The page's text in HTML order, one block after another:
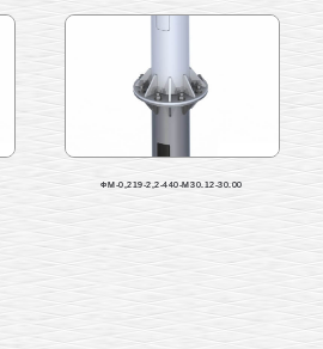
ФМ-0,219-2,2-440-М30.12-30.00